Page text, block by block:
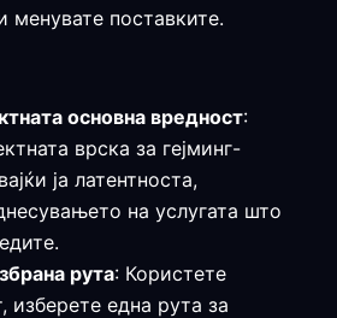
менувате поставките.
основна вредност:
врска за гејминг-
ја латентноста,
на услугата што
рута: Користете
изберете една рута за